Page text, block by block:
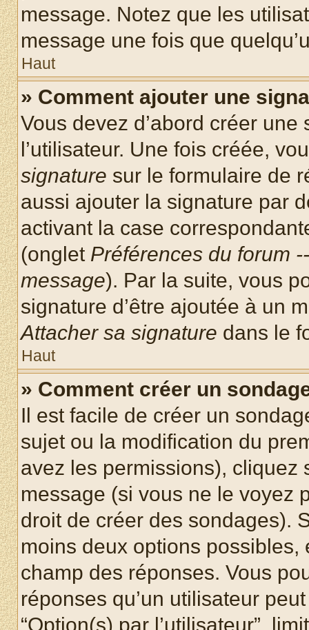
message. Notez que les
message une fois que
Haut
» Comment ajouter une
Vous devez d’abord créer
l’utilisateur. Une fois créée,
signature sur le formulaire de
aussi ajouter la signature par
activant la case
(onglet Préférences du forum
message). Par la suite, vous
signature d’être ajoutée à un
Attacher sa signature dans le
Haut
» Comment créer un
Il est facile de créer un
sujet ou la modification du
avez les permissions), cliquez
message (si vous ne le voyez
droit de créer des sondages).
moins deux options
champ des réponses. Vous
réponses qu’un utilisateur
“Option(s) par l’utilisateur”,